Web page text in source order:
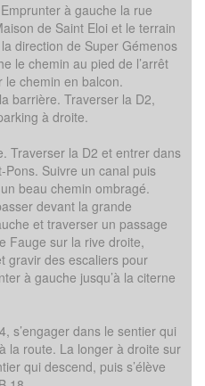
à gauche la rue
de Saint Eloi et le terrain
direction de Super Gémenos
le chemin au pied de l’arrêt
chemin en balcon.
barrière. Traverser la D2,
à droite.
Traverser la D2 et entrer dans
Suivre un canal puis
beau chemin ombragé.
devant la grande
et traverser un passage
Fauge sur la rive droite,
gravir des escaliers pour
à gauche jusqu’à la citerne
s’engager dans le sentier qui
la route. La longer à droite sur
qui descend, puis s’élève